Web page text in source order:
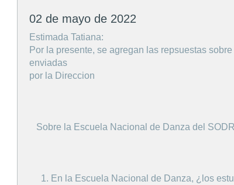
02 de mayo de 2022
Estimada Tatiana:
Por la presente, se agregan las repsuestas
enviadas
por la Direccion
Sobre la Escuela Nacional de Danza del
1. En la Escuela Nacional de Danza, ¿los